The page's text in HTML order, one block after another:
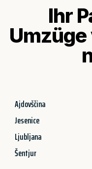
Ihr
Umzüge
Ajdovščina
Jesenice
Ljubljana
Šentjur